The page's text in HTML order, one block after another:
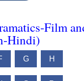
Film
Hindi)
G H